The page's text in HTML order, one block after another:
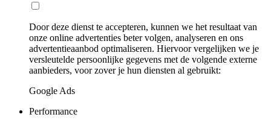
Door deze dienst te accepteren, kunnen we het resultaat van
onze online advertenties beter volgen, analyseren en ons
advertentieaanbod optimaliseren. Hiervoor vergelijken we je
versleutelde persoonlijke gegevens met de volgende externe
aanbieders, voor zover je hun diensten al gebruikt:
Google Ads
Performance